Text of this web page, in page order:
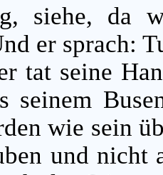
siehe, da
er sprach:
tat seine
seinem
wie sein
und nicht